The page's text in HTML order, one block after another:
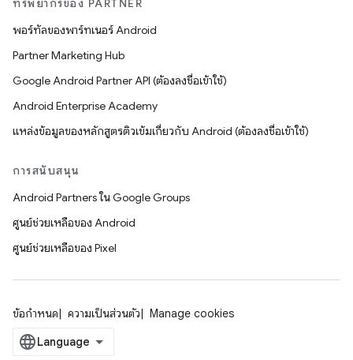
ทรัพยากรของ PARTNER
พอร์ทัลของพาร์ทเนอร์ Android
Partner Marketing Hub
Google Android Partner API (ต้องลงชื่อเข้าใช้)
Android Enterprise Academy
แหล่งข้อมูลของหลักสูตรติวเข้มเกี่ยวกับ Android (ต้องลงชื่อเข้าใช้)
การสนับสนุน
Android Partners ใน Google Groups
ศูนย์ช่วยเหลือของ Android
ศูนย์ช่วยเหลือของ Pixel
ข้อกำหนด ความเป็นส่วนตัว Manage cookies